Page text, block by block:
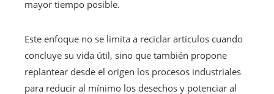
mayor tiempo posible.
Este enfoque no se limita a reciclar artículos cuando
concluye su vida útil, sino que también propone
replantear desde el origen los procesos industriales
para reducir al mínimo los desechos y potenciar al